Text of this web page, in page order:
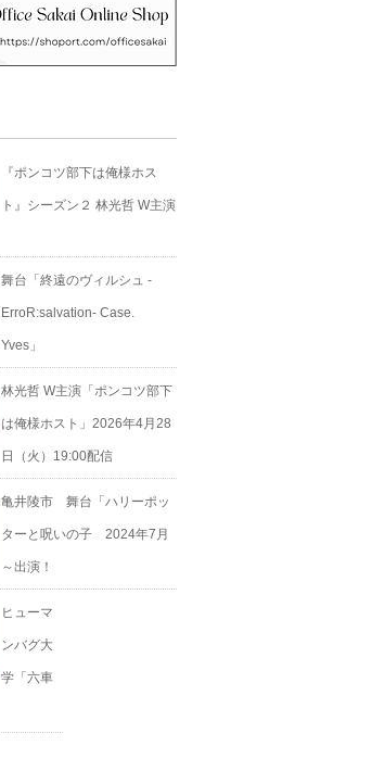
『ポンコツ部下は俺様ホス
ト』シーズン２ 林光哲 W主演
舞台「終遠のヴィルシュ -
ErroR:salvation- Case.
Yves」
林光哲 W主演「ポンコツ部下
は俺様ホスト」2026年4月28
日（火）19:00配信
亀井陵市 舞台「ハリーポッ
ターと呪いの子 2024年7月
～出演！
ヒューマ
ンバグ大
学「六車